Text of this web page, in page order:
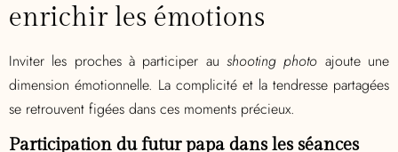
enrichir les émotions
Inviter les proches à participer au shooting photo ajoute une
dimension émotionnelle. La complicité et la tendresse partagées
se retrouvent figées dans ces moments précieux.
Participation du futur papa dans les séances